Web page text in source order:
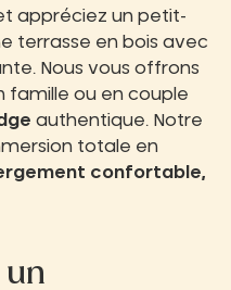
appréciez un petit-
terrasse en bois avec
Nous vous offrons
famille ou en couple
authentique. Notre
totale en
confortable,
un